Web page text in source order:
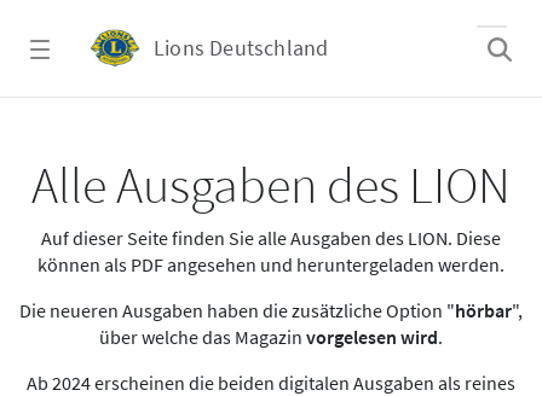
Lions Deutschland
Alle Ausgaben des LION
Auf dieser Seite finden Sie alle Ausgaben des LION. Diese
können als PDF angesehen und heruntergeladen werden.
Die neueren Ausgaben haben die zusätzliche Option "hörbar",
über welche das Magazin vorgelesen wird.
Ab 2024 erscheinen die beiden digitalen Ausgaben als reines